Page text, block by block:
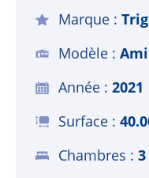
Marque
Modèle
Année
2021
Surface
Chambres
3